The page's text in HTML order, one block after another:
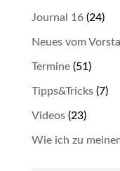
Journal 16(24)
Neues vom
Termine(51)
Tipps&Tricks(7)
Videos(23)
Wie ich zu